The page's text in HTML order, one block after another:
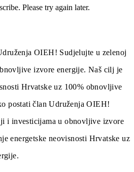
Please try again later.
OIEH! Sudjelujte u zelenoj
izvore energije. Naš cilj je
Hrvatske uz 100% obnovljive
postati član Udruženja OIEH!
i investicijama u obnovljive izvore
energetske neovisnosti Hrvatske uz